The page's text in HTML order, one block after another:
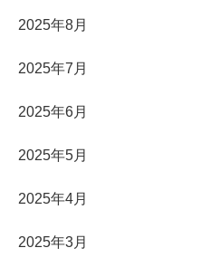
2025年8月
2025年7月
2025年6月
2025年5月
2025年4月
2025年3月